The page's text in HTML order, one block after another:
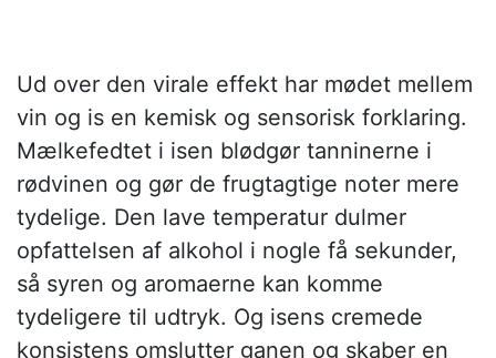
Ud over den virale effekt har mødet mellem
vin og is en kemisk og sensorisk forklaring.
Mælkefedtet i isen blødgør tanninerne i
rødvinen og gør de frugtagtige noter mere
tydelige. Den lave temperatur dulmer
opfattelsen af alkohol i nogle få sekunder,
så syren og aromaerne kan komme
tydeligere til udtryk. Og isens cremede
konsistens omslutter ganen og skaber en